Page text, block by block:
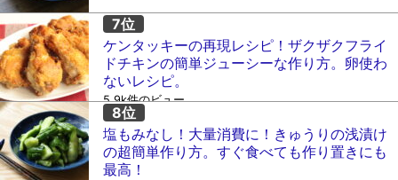
ケンタッキーの再現レシピ！ザクザクフライ
ドチキンの簡単ジューシーな作り方。卵使わ
ないレシピ。
5.9k件のビュー
塩もみなし！大量消費に！きゅうりの浅漬け
の超簡単作り方。すぐ食べても作り置きにも
最高！